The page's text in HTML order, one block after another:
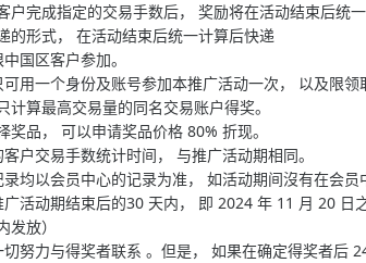
户完成指定的交易手数后， 奖励将在活动结束后统一
的形式， 在活动结束后统一计算后快递
国区客户参加。
用一个身份及账号参加本推广活动一次， 以及限领
计算最高交易量的同名交易账户得奖。
奖品， 可以申请奖品价格 80% 折现。
户交易手数统计时间， 与推广活动期相同。
均以会员中心的记录为准， 如活动期间沒有在会员
活动期结束后的30 天内， 即 2024 年 11 月 20
放）
努力与得奖者联系 。但是， 如果在确定得奖者后